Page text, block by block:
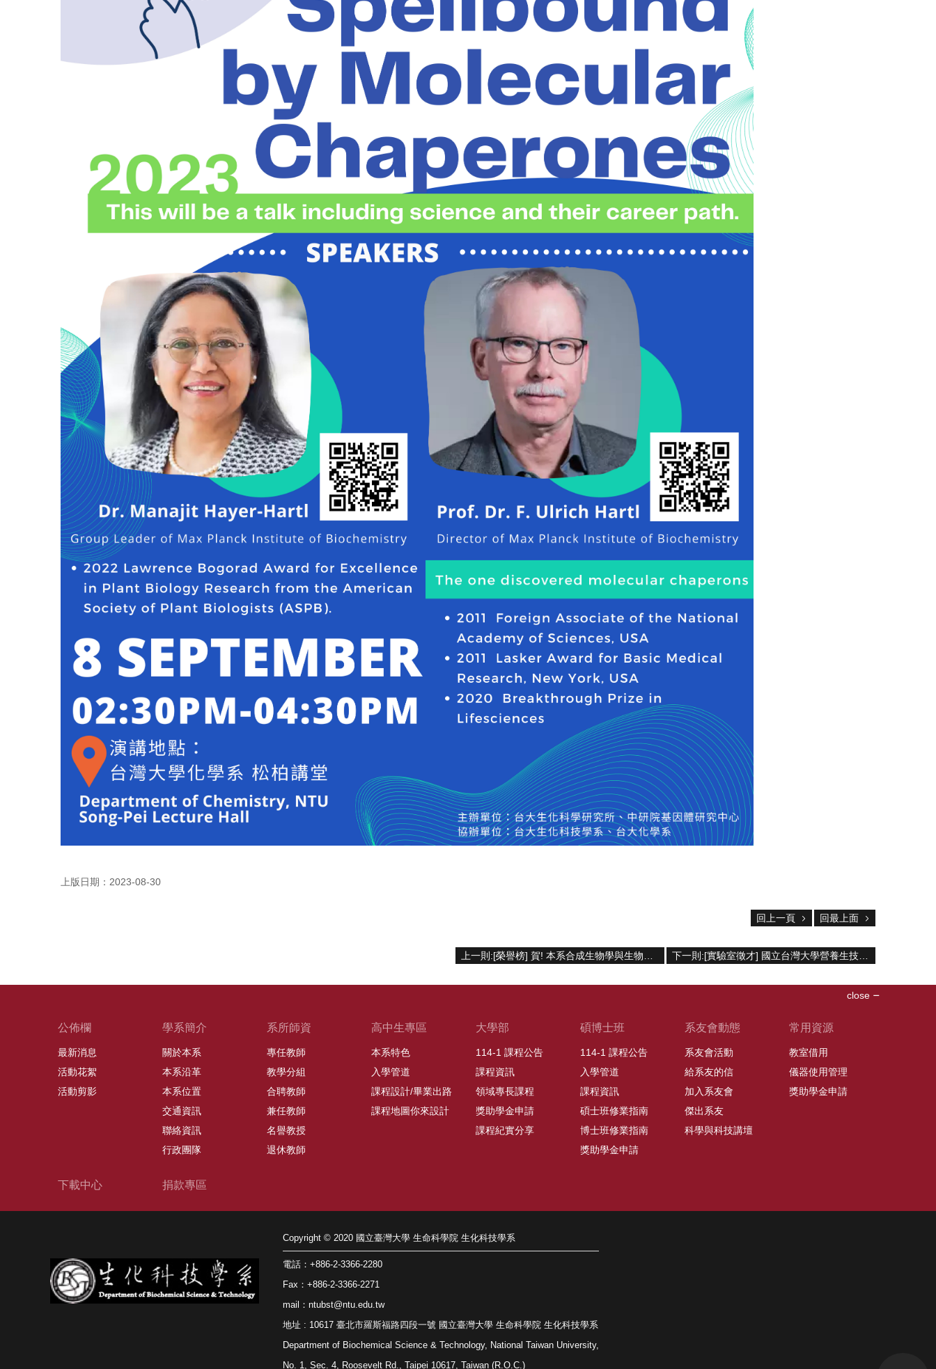
上版日期：2023-08-30
回上一頁 回最上面
close
公佈欄
最新消息
活動花絮
活動剪影
學系簡介
關於本系
本系沿革
本系位置
交通資訊
聯絡資訊
行政團隊
系所師資
專任教師
教學分組
合聘教師
兼任教師
名譽教授
退休教師
高中生專區
本系特色
入學管道
課程設計/畢業出路
課程地圖你來設計
大學部
114-1 課程公告
課程資訊
領域專長課程
獎助學金申請
課程紀實分享
碩博士班
114-1 課程公告
入學管道
課程資訊
碩士班修業指南
博士班修業指南
獎助學金申請
系友會動態
系友會活動
給系友的信
加入系友會
傑出系友
科學與科技講壇
常用資源
教室借用
儀器使用管理
獎助學金申請
下載中心 捐款專區
Copyright © 2020 國立臺灣大學 生命科學院 生化科技學系
電話：+886-2-3366-2280
Fax：+886-2-3366-2271
mail：ntubst@ntu.edu.tw
地址 : 10617 臺北市羅斯福路四段一號 國立臺灣大學 生命科學院 生化科技學系
Department of Biochemical Science & Technology, National Taiwan University,
No. 1, Sec. 4, Roosevelt Rd., Taipei 10617, Taiwan (R.O.C.)